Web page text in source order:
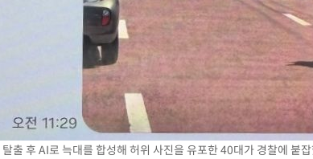
출 후 AI로 늑대를 합성해 허위 사진을 유포한 40대가 경찰에 붙